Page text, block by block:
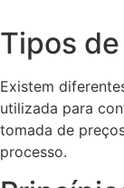
Tipos
Existem
utilizada para
tomada de
processo.